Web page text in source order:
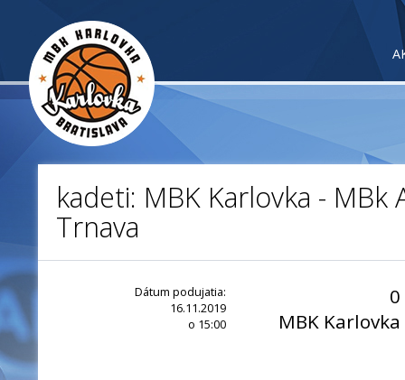
kadeti: MBK Karlovka - MBk
Trnava
Dátum podujatia:
16.11.2019
o 15:00
0
MBK Karlovka